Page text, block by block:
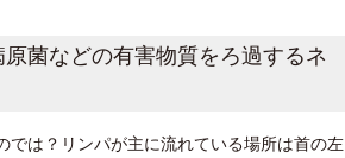
菌などの有害物質をろ過するネ
では？リンパが主に流れている場所は首の左